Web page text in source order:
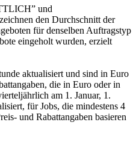
und
den Durchschnitt der
für denselben Auftragstyp
eingeholt wurden, erzielt
aktualisiert und sind in Euro
die in Euro oder in
am 1. Januar, 1.
für Jobs, die mindestens 4
und Rabattangaben basieren